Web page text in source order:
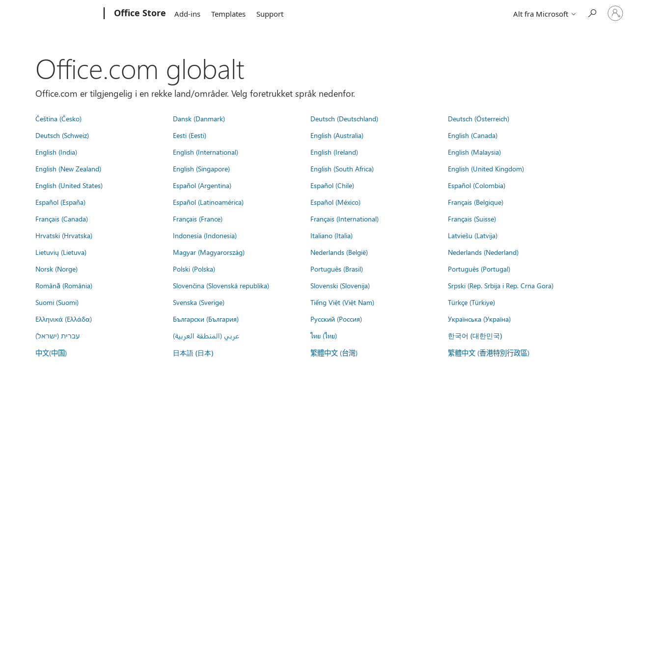
Office Store Add-ins Templates Support Alt fra Microsoft
Logg
på
kontoen
Office.com globalt
Office.com er tilgjengelig i en rekke land/områder. Velg foretrukket språk nedenfor.
Čeština (Česko) Dansk (Danmark) Deutsch (Deutschland)
Deutsch (Österreich)
Deutsch (Schweiz)
Eesti (Eesti) English (Australia)
English (Canada)
English (India)
English (International) English (Ireland)
English (Malaysia)
English (New Zealand)
English (Singapore) English (South Africa)
English (United Kingdom)
English (United States)
Español (Argentina) Español (Chile)
Español (Colombia)
Español (España)
Español (Latinoamérica) Español (México)
Français (Belgique)
Français (Canada)
Français (France) Français (International)
Français (Suisse)
Hrvatski (Hrvatska)
Indonesia (Indonesia) Italiano (Italia)
Latviešu (Latvija)
Lietuvių (Lietuva)
Magyar (Magyarország) Nederlands (België)
Nederlands (Nederland)
Norsk (Norge)
Polski (Polska) Português (Brasil)
Português (Portugal)
Română (România)
Slovenčina (Slovenská republika) Slovenski (Slovenija)
Srpski (Rep. Srbija i Rep. Crna Gora)
Suomi (Suomi)
Svenska (Sverige) Tiếng Việt (Việt Nam)
Türkçe (Türkiye)
Ελληνικά (Ελλάδα)
Български (България) Русский (Россия)
Українська (Україна)
עברית (ישראל)
عربي (المنطقة العربية) ไทย (ไทย) 한국어 (대한민국)
中文(中国) 日本語 (日本) 繁體中文 (台灣) 繁體中文 (香港特別行政區)